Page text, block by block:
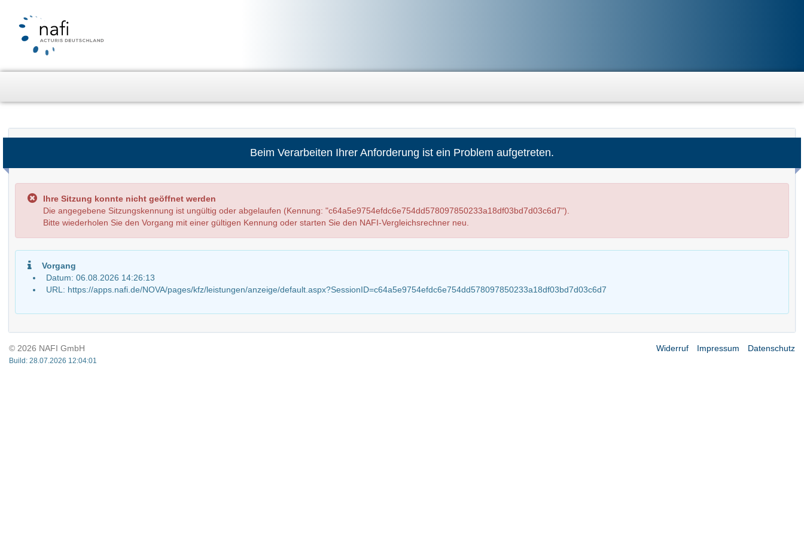
Beim Verarbeiten Ihrer Anforderung ist ein Problem aufgetreten.
Ihre Sitzung konnte nicht geöffnet werden
Die angegebene Sitzungskennung ist ungültig oder abgelaufen (Kennung: "c64a5e9754efdc6e754dd578097850233a18df03bd7d03c6d7").
Bitte wiederholen Sie den Vorgang mit einer gültigen Kennung oder starten Sie den NAFI-Vergleichsrechner neu.
Vorgang
Datum: 06.08.2026 14:26:13
URL: https://apps.nafi.de/NOVA/pages/kfz/leistungen/anzeige/default.aspx?SessionID=c64a5e9754efdc6e754dd578097850233a18df03bd7d03c6d7
© 2026 NAFI GmbH
Build: 28.07.2026 12:04:01
Widerruf Impressum Datenschutz